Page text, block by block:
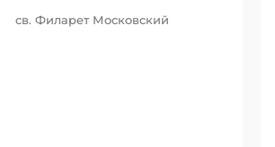
св. Филарет Московский